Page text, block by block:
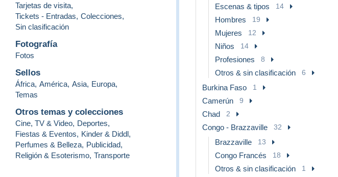
Tarjetas de visita,
Tickets - Entradas, Colecciones,
Sin clasificación
Fotografía
Fotos
Sellos
África, América, Asia, Europa,
Temas
Otros temas y colecciones
Cine, TV & Video, Deportes,
Fiestas & Eventos, Kinder & Diddl,
Perfumes & Belleza, Publicidad,
Religión & Esoterismo, Transporte
Escenas & tipos 14
Hombres 19
Mujeres 12
Niños 14
Profesiones 8
Otros & sin clasificación 6
Burkina Faso 1
Camerún 9
Chad 2
Congo - Brazzaville 32
Brazzaville 13
Congo Francés 18
Otros & sin clasificación 1